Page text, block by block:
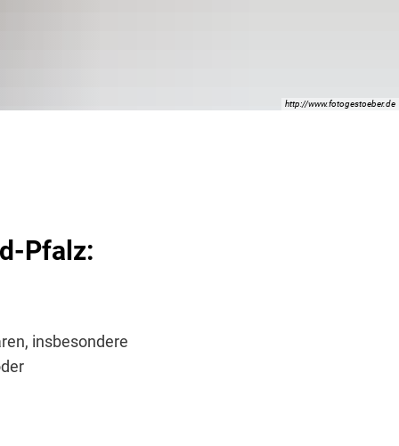
http://www.fotogestoeber.de
Pfalz:
insbesondere